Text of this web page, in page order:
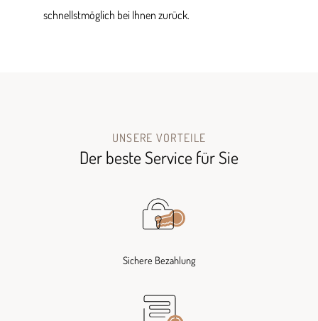
schnellstmöglich bei Ihnen zurück.
UNSERE VORTEILE
Der beste Service für Sie
Sichere Bezahlung